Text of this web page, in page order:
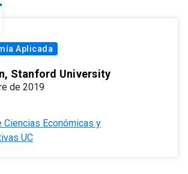
Aplicada
Stanford University
de 2019
Ciencias Económicas y
UC